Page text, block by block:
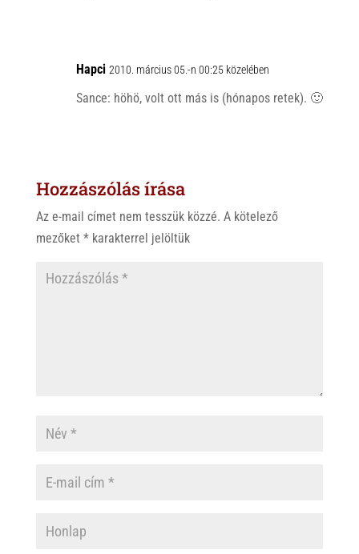
Hapci 2010. március 05.-n 00:25 közelében
Sance: höhö, volt ott más is (hónapos retek). 🙂
Hozzászólás írása
Az e-mail címet nem tesszük közzé. A kötelező
mezőket *karakterrel jelöltük